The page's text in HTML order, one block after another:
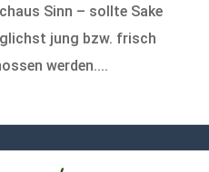
Sinn – sollte Sake
jung bzw. frisch
werden....